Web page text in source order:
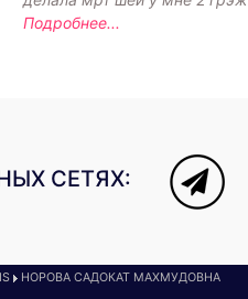
Подробнее...
СЕТЯХ:
НОРОВА САДОКАТ МАХМУДОВНА